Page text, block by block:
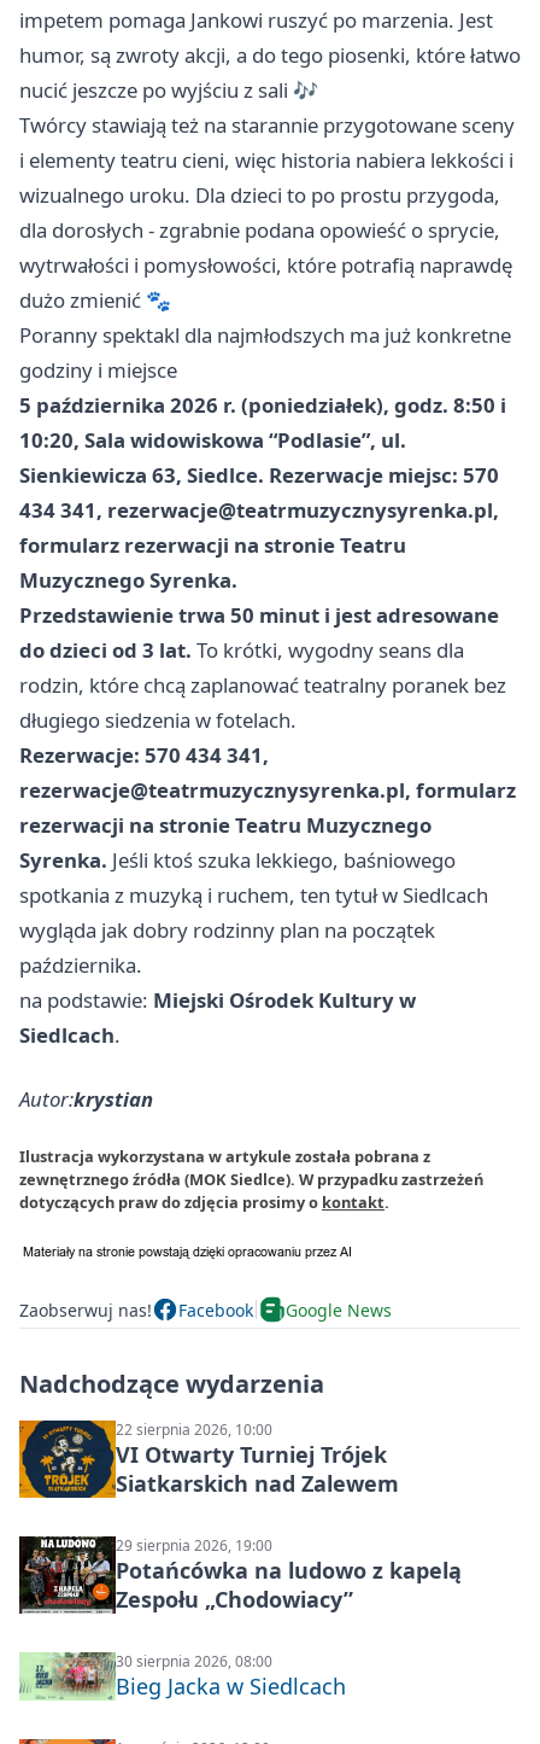
impetem pomaga Jankowi ruszyć po marzenia. Jest
humor, są zwroty akcji, a do tego piosenki, które łatwo
nucić jeszcze po wyjściu z sali 🎶
Twórcy stawiają też na starannie przygotowane sceny
i elementy teatru cieni, więc historia nabiera lekkości i
wizualnego uroku. Dla dzieci to po prostu przygoda,
dla dorosłych - zgrabnie podana opowieść o sprycie,
wytrwałości i pomysłowości, które potrafią naprawdę
dużo zmienić 🐾
Poranny spektakl dla najmłodszych ma już konkretne
godziny i miejsce
5 października 2026 r. (poniedziałek), godz. 8:50 i
10:20, Sala widowiskowa “Podlasie”, ul.
Sienkiewicza 63, Siedlce. Rezerwacje miejsc: 570
434 341, rezerwacje@teatrmuzycznysyrenka.pl,
formularz rezerwacji na stronie Teatru
Muzycznego Syrenka.
Przedstawienie trwa 50 minut i jest adresowane
do dzieci od 3 lat. To krótki, wygodny seans dla
rodzin, które chcą zaplanować teatralny poranek bez
długiego siedzenia w fotelach.
Rezerwacje: 570 434 341,
rezerwacje@teatrmuzycznysyrenka.pl, formularz
rezerwacji na stronie Teatru Muzycznego
Syrenka. Jeśli ktoś szuka lekkiego, baśniowego
spotkania z muzyką i ruchem, ten tytuł w Siedlcach
wygląda jak dobry rodzinny plan na początek
października.
na podstawie: Miejski Ośrodek Kultury w
Siedlcach.
Autor:krystian
Ilustracja wykorzystana w artykule została pobrana z
zewnętrznego źródła (MOK Siedlce). W przypadku zastrzeżeń
dotyczących praw do zdjęcia prosimy o kontakt.
Zaobserwuj nas! Facebook Google News
Nadchodzące wydarzenia
22 sierpnia 2026, 10:00
VI Otwarty Turniej Trójek
Siatkarskich nad Zalewem
29 sierpnia 2026, 19:00
Potańcówka na ludowo z kapelą
Zespołu „Chodowiacy”
30 sierpnia 2026, 08:00
Bieg Jacka w Siedlcach